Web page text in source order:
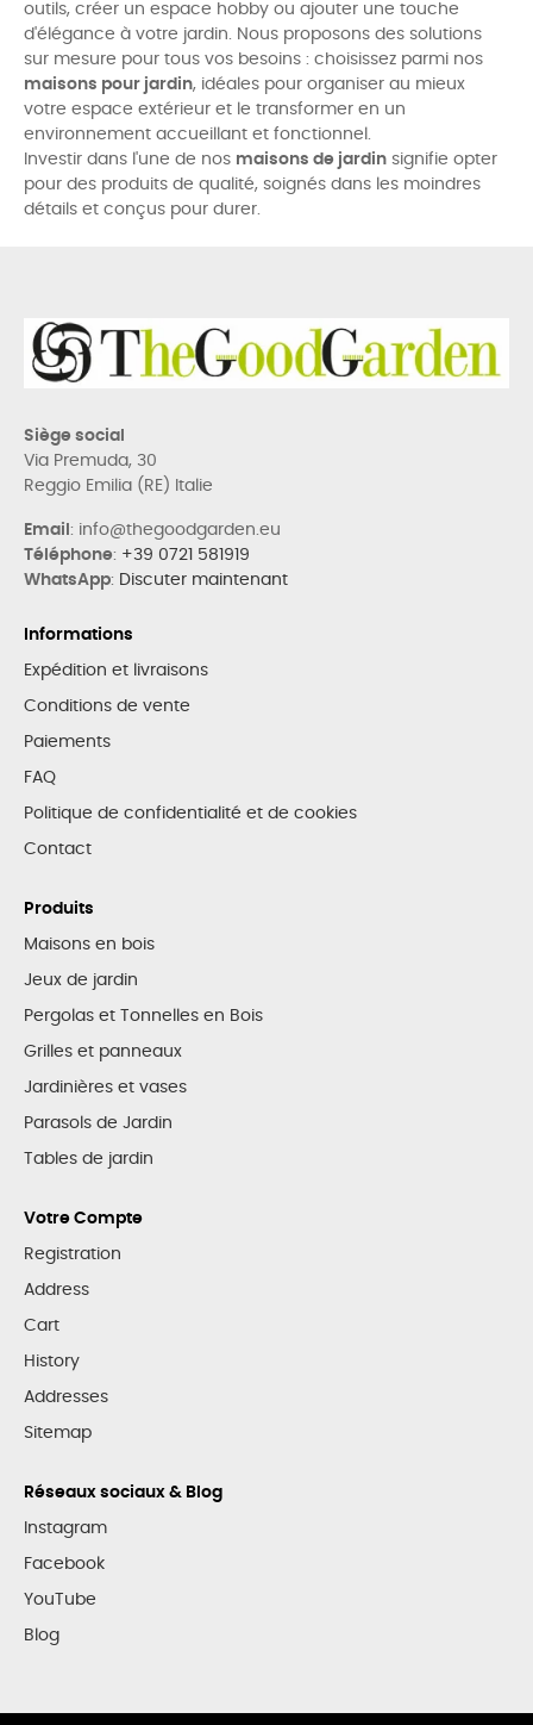
outils, créer un espace hobby ou ajouter une touche
d'élégance à votre jardin. Nous proposons des solutions
sur mesure pour tous vos besoins : choisissez parmi nos
maisons pour jardin, idéales pour organiser au mieux
votre espace extérieur et le transformer en un
environnement accueillant et fonctionnel.
Investir dans l'une de nos maisons de jardin signifie opter
pour des produits de qualité, soignés dans les moindres
détails et conçus pour durer.
Siège social
Via Premuda, 30
Reggio Emilia (RE) Italie
Email : info@thegoodgarden.eu
Téléphone: +39 0721 581919
WhatsApp: Discuter maintenant
Informations
Expédition et livraisons
Conditions de vente
Paiements
FAQ
Politique de confidentialité et de cookies
Contact
Produits
Maisons en bois
Jeux de jardin
Pergolas et Tonnelles en Bois
Grilles et panneaux
Jardinières et vases
Parasols de Jardin
Tables de jardin
Votre Compte
Registration
Address
Cart
History
Addresses
Sitemap
Réseaux sociaux & Blog
Instagram
Facebook
YouTube
Blog